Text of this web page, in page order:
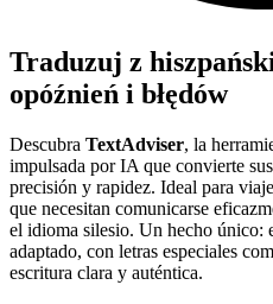
Traduzuj z
opóźnień i błędów
Descubra TextAdviser, la
impulsada por IA que convierte
precisión y rapidez. Ideal para
que necesitan comunicarse
el idioma silesio. Un hecho único:
adaptado, con letras especiales
escritura clara y auténtica.